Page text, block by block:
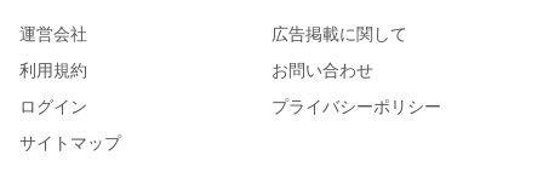
運営会社
広告掲載に関して
利用規約
お問い合わせ
ログイン
プライバシーポリシー
サイトマップ